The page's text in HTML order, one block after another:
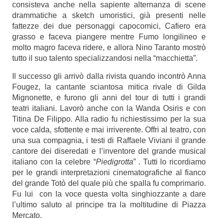
consisteva anche nella sapiente alternanza di scene
drammatiche a sketch umoristici, già presenti nelle
fattezze dei due personaggi capocomici, Cafiero era
grasso e faceva piangere mentre Fumo longilineo e
molto magro faceva ridere, e allora Nino Taranto mostrò
tutto il suo talento specializzandosi nella “macchietta”.
Il successo gli arrivò dalla rivista quando incontrò Anna
Fougez, la cantante sciantosa mitica rivale di Gilda
Mignonette, e furono gli anni del tour di tutti i grandi
teatri italiani. Lavorò anche con la Wanda Osiris e con
Titina De Filippo. Alla radio fu richiestissimo per la sua
voce calda, sfottente e mai irriverente. Offri al teatro, con
una sua compagnia, i testi di Raffaele Viviani il grande
cantore dei diseredati e l’inventore del grande musical
italiano con la celebre “Piedigrotta” . Tutti lo ricordiamo
per le grandi interpretazioni cinematografiche al fianco
del grande Totò del quale più che spalla fu comprimario.
Fu lui con la voce questa volta singhiozzante a dare
l’ultimo saluto al principe tra la moltitudine di Piazza
Mercato.